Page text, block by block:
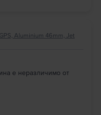
Aluminium 46mm, Jet
е неразличимо от